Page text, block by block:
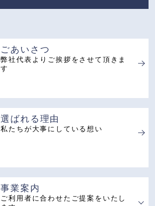
ごあいさつ
弊社代表よりご挨拶をさせて頂きま
す
選ばれる理由
私たちが大事にしている想い
事業案内
ご利用者に合わせたご提案をいたし